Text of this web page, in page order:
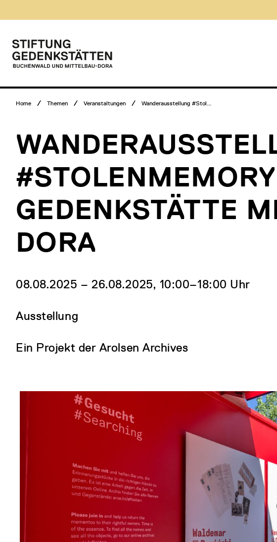
Inhalt
Hauptmenü
Logo
Stiftung
und
DoraBreadcrumb
Home Themen Veranstaltungen Wanderausstellung #Stol...
GEDENKSTÄTTE
DORA
08.08.2025 ‒ 26.08.2025, 10:00‒18:00 Uhr
Ausstellung
Ein Projekt der Arolsen Archives